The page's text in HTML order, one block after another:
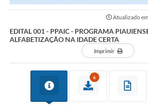
Atualizado
EDITAL 001 - PPAIC - PROGRAMA
ALFABETIZAÇÃO NA IDADE CERTA
Imprimir
6